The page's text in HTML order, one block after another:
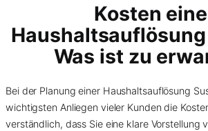
Kosten
Was ist zu
Bei der Planung einer Haushaltsauflösung
wichtigsten Anliegen vieler Kunden die
verständlich, dass Sie eine klare Vorstellung